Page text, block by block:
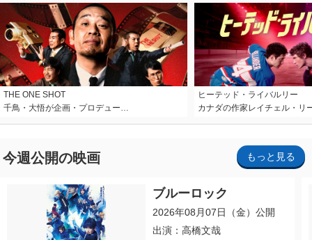
THE ONE SHOT
千鳥・大悟が企画・プロデュー…
ヒーテッド・ライバルリー
カナダの作家レイチェル・リ
今週公開の映画 もっと見る
ブルーロック
2026年08月07日（金）公開
出演：高橋文哉